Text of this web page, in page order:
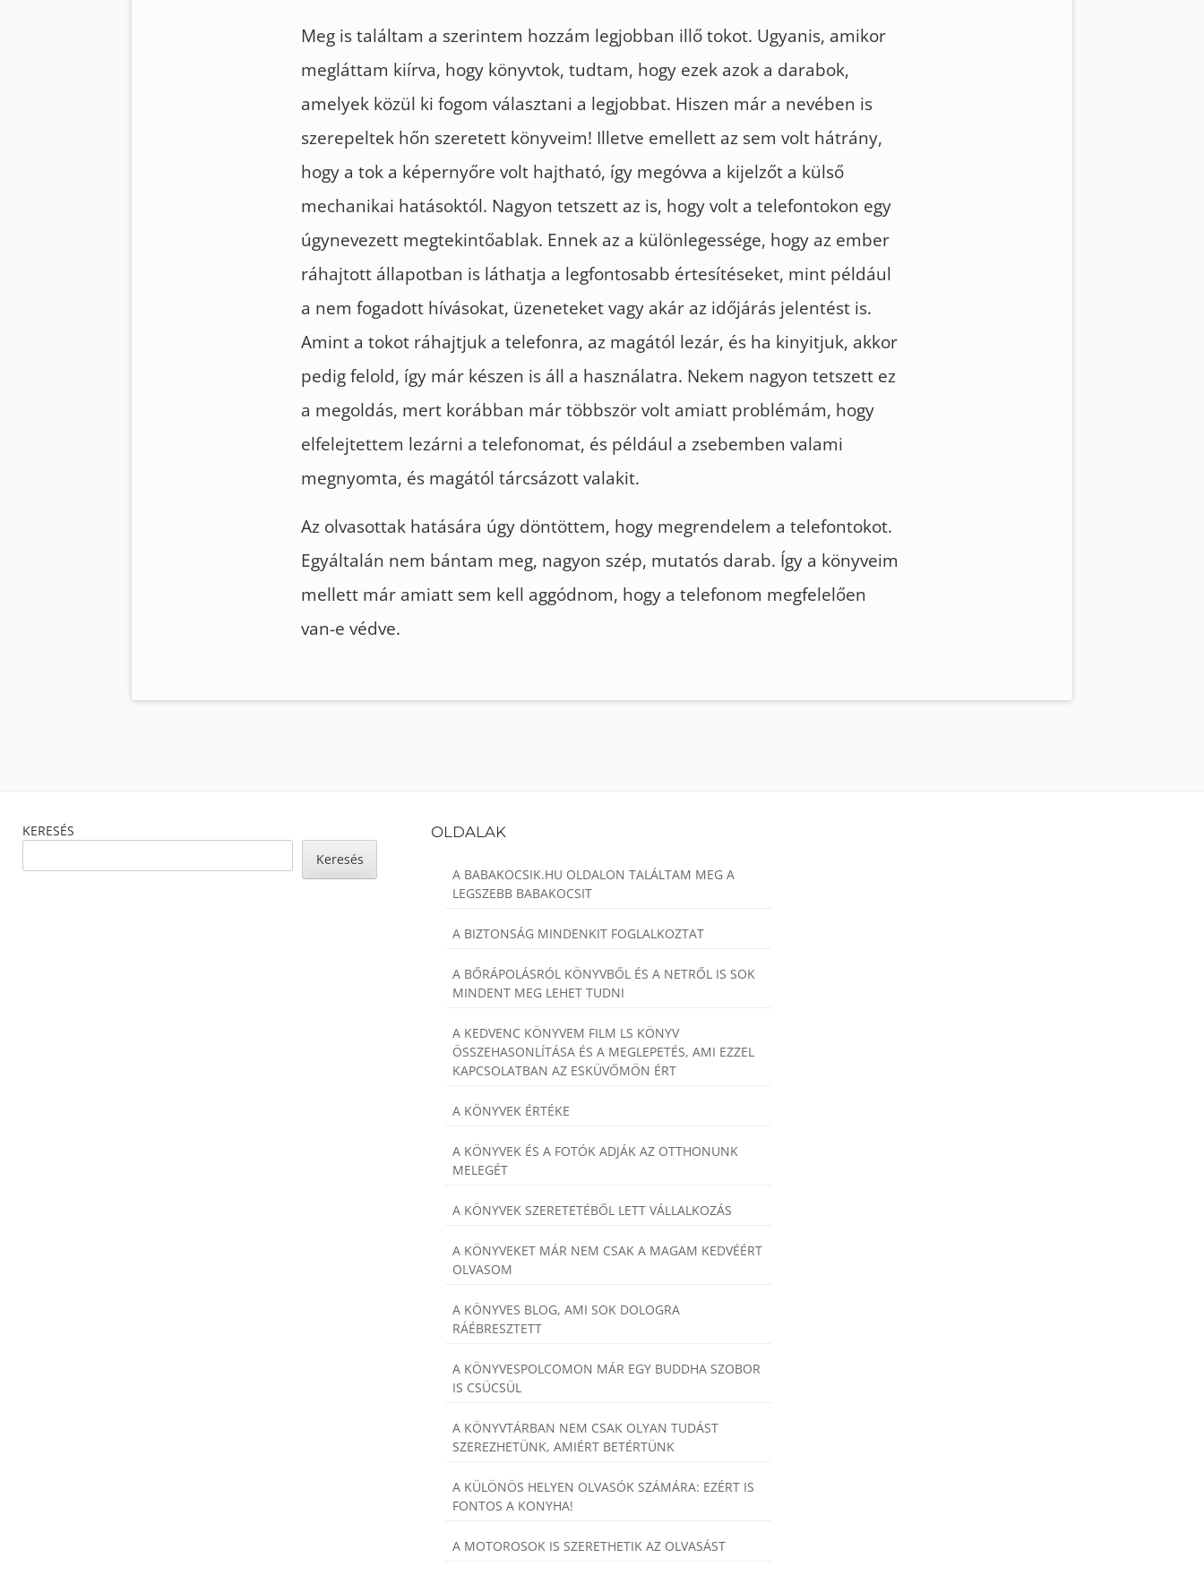
Meg is találtam a szerintem hozzám legjobban illő tokot. Ugyanis, amikor
megláttam kiírva, hogy könyvtok, tudtam, hogy ezek azok a darabok,
amelyek közül ki fogom választani a legjobbat. Hiszen már a nevében is
szerepeltek hőn szeretett könyveim! Illetve emellett az sem volt hátrány,
hogy a tok a képernyőre volt hajtható, így megóvva a kijelzőt a külső
mechanikai hatásoktól. Nagyon tetszett az is, hogy volt a telefontokon egy
úgynevezett megtekintőablak. Ennek az a különlegessége, hogy az ember
ráhajtott állapotban is láthatja a legfontosabb értesítéseket, mint például
a nem fogadott hívásokat, üzeneteket vagy akár az időjárás jelentést is.
Amint a tokot ráhajtjuk a telefonra, az magától lezár, és ha kinyitjuk, akkor
pedig felold, így már készen is áll a használatra. Nekem nagyon tetszett ez
a megoldás, mert korábban már többször volt amiatt problémám, hogy
elfelejtettem lezárni a telefonomat, és például a zsebemben valami
megnyomta, és magától tárcsázott valakit.
Az olvasottak hatására úgy döntöttem, hogy megrendelem a telefontokot.
Egyáltalán nem bántam meg, nagyon szép, mutatós darab. Így a könyveim
mellett már amiatt sem kell aggódnom, hogy a telefonom megfelelően
van-e védve.
Footer
KERESÉS
Keresés
OLDALAK
A BABAKOCSIK.HU OLDALON TALÁLTAM MEG A
LEGSZEBB BABAKOCSIT
A BIZTONSÁG MINDENKIT FOGLALKOZTAT
A BŐRÁPOLÁSRÓL KÖNYVBŐL ÉS A NETRŐL IS SOK
MINDENT MEG LEHET TUDNI
A KEDVENC KÖNYVEM FILM LS KÖNYV
ÖSSZEHASONLÍTÁSA ÉS A MEGLEPETÉS, AMI EZZEL
KAPCSOLATBAN AZ ESKÜVŐMÖN ÉRT
A KÖNYVEK ÉRTÉKE
A KÖNYVEK ÉS A FOTÓK ADJÁK AZ OTTHONUNK
MELEGÉT
A KÖNYVEK SZERETETÉBŐL LETT VÁLLALKOZÁS
A KÖNYVEKET MÁR NEM CSAK A MAGAM KEDVÉÉRT
OLVASOM
A KÖNYVES BLOG, AMI SOK DOLOGRA
RÁÉBRESZTETT
A KÖNYVESPOLCOMON MÁR EGY BUDDHA SZOBOR
IS CSÜCSÜL
A KÖNYVTÁRBAN NEM CSAK OLYAN TUDÁST
SZEREZHETÜNK, AMIÉRT BETÉRTÜNK
A KÜLÖNÖS HELYEN OLVASÓK SZÁMÁRA: EZÉRT IS
FONTOS A KONYHA!
A MOTOROSOK IS SZERETHETIK AZ OLVASÁST